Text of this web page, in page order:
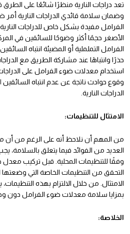
تعد دراجات النارية منظرًا شائعًا على الطرق
وضمان سلامة قائدي الدراجات النارية
الفرامل مفيدة بشكل خاص للدراجات
الأصغر حجمًا أكثر وضوحًا للسائقين في
الفرامل التململية أو المضيئة انتباه
حذرًا وانتباهًا عند مشاركة الطريق مع
استخدام معدلات ضوء الفرامل على
وقوع حوادث ناتجة عن عدم انتباه السائقين
الدراجات النارية.
الامتثال للتنظيمات:
من المهم أن نلاحظ أنه على الرغم من أن
العديد من الفوائد فيما يتعلق بالسلامة،
وفقًا للتنظيمات المحلية. قبل تركيب
التحقق من التنظيمات الخاصة التي وضعتها
الامتثال. من خلال الالتزام بهذه
بمزايا سلامة معدلات ضوء الفرامل دون
الخلاصة: